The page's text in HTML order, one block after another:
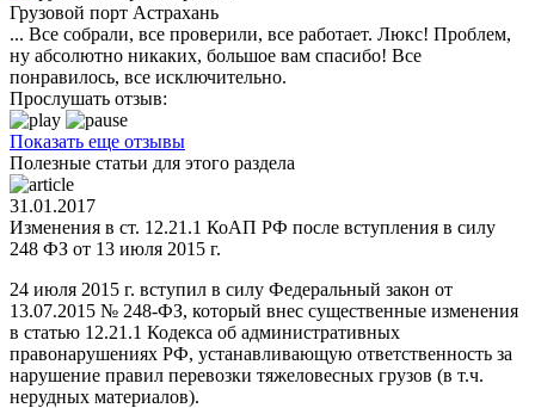
Грузовой порт Астрахань
... Все собрали, все проверили, все работает. Люкс! Проблем,
ну абсолютно никаких, большое вам спасибо! Все
понравилось, все исключительно.
Прослушать отзыв:
Показать еще отзывы
Полезные статьи для этого раздела
31.01.2017
Изменения в ст. 12.21.1 КоАП РФ после вступления в силу
248 ФЗ от 13 июля 2015 г.
24 июля 2015 г. вступил в силу Федеральный закон от
13.07.2015 № 248-ФЗ, который внес существенные изменения
в статью 12.21.1 Кодекса об административных
правонарушениях РФ, устанавливающую ответственность за
нарушение правил перевозки тяжеловесных грузов (в т.ч.
нерудных материалов).